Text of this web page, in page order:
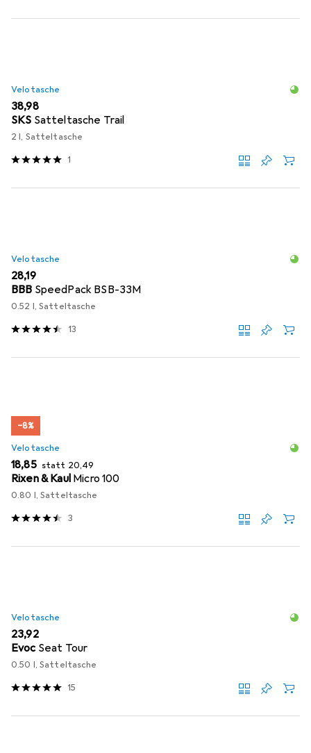
Velotasche
EUR
38,98
SKS Satteltasche Trail
2 l, Satteltasche
1
Velotasche
EUR
28,19
BBB SpeedPack BSB-33M
0.52 l, Satteltasche
13
−8%
Velotasche
EUR
18,85 statt EUR
20,49
Rixen & Kaul Micro 100
0.80 l, Satteltasche
3
Velotasche
EUR
23,92
Evoc Seat Tour
0.50 l, Satteltasche
15